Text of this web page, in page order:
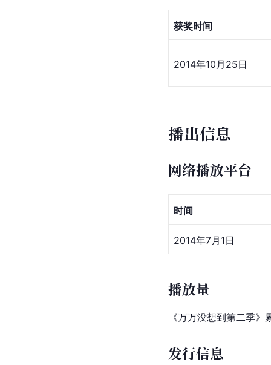
获奖时间
2014年10月25日
播出信息
网络播放平台
时间
2014年7月1日
播放量
《万万没想到第二季
发行信息